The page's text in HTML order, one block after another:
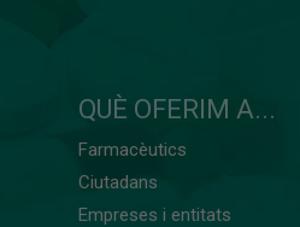
QUÈ OFERIM A...
Farmacèutics
Ciutadans
Empreses i entitats